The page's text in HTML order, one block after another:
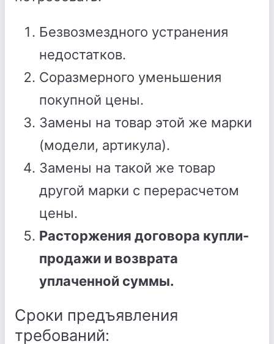
Безвозмездного устранения
недостатков.
Соразмерного уменьшения
покупной цены.
Замены на товар этой же марки
(модели, артикула).
Замены на такой же товар
другой марки с перерасчетом
цены.
Расторжения договора купли-
продажи и возврата
уплаченной суммы.
Сроки предъявления
требований: